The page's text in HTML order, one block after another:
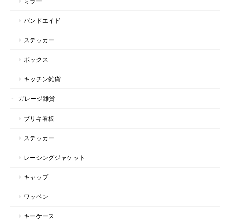
バンドエイド
ステッカー
ボックス
キッチン雑貨
ガレージ雑貨
ブリキ看板
ステッカー
レーシングジャケット
キャップ
ワッペン
キーケース